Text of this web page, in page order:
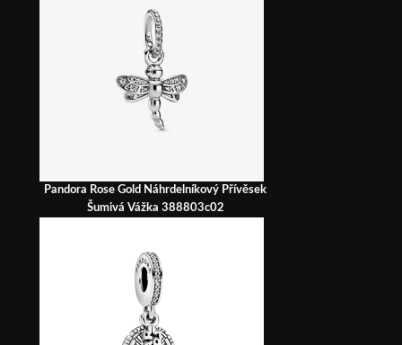
Pandora Rose Gold Náhrdelníkový Přívěsek
Šumivá Vážka 388803c02